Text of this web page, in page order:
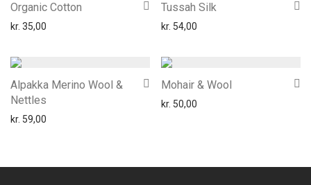
Organic Cotton
kr. 35,00
Tussah Silk
kr. 54,00
Alpakka Merino Wool &
Nettles
kr. 59,00
Mohair & Wool
kr. 50,00